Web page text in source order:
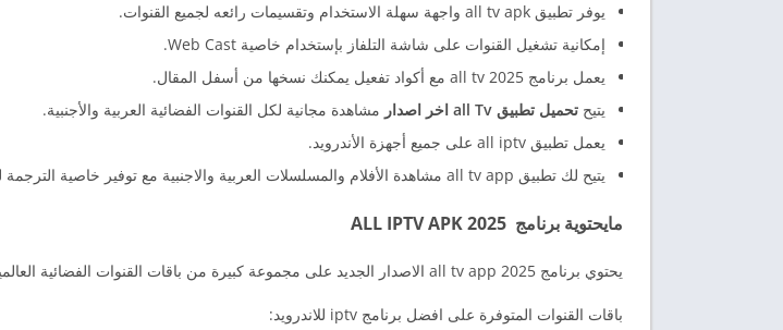
يوفر تطبيق all tv apk واجهة سهلة الاستخدام وتقسيمات رائعه لجميع القنوات.
إمكانية تشغيل القنوات على شاشة التلفاز بإستخدام خاصية Web Cast.
يعمل برنامج all tv 2025 مع أكواد تفعيل يمكنك نسخها من أسفل المقال.
يتيح تحميل تطبيق all Tv اخر اصدار
مشاهدة مجانية لكل القنوات الفضائية العربية والأجنبية.
يعمل تطبيق all iptv على جميع أجهزة الأندرويد.
يتيح لك تطبيق all tv app مشاهدة الأفلام والمسلسلات العربية والاجنبية مع توفير خاصية الترجمة للعربية مجاناً.
مايحتوية برنامج ALL IPTV APK 2025
يحتوي برنامج all tv app 2025 الاصدار الجديد على مجموعة كبيرة من باقات القنوات الفضائية العالمية الرياضية والترفيهية.
باقات القنوات المتوفرة على افضل برنامج iptv للاندرويد: